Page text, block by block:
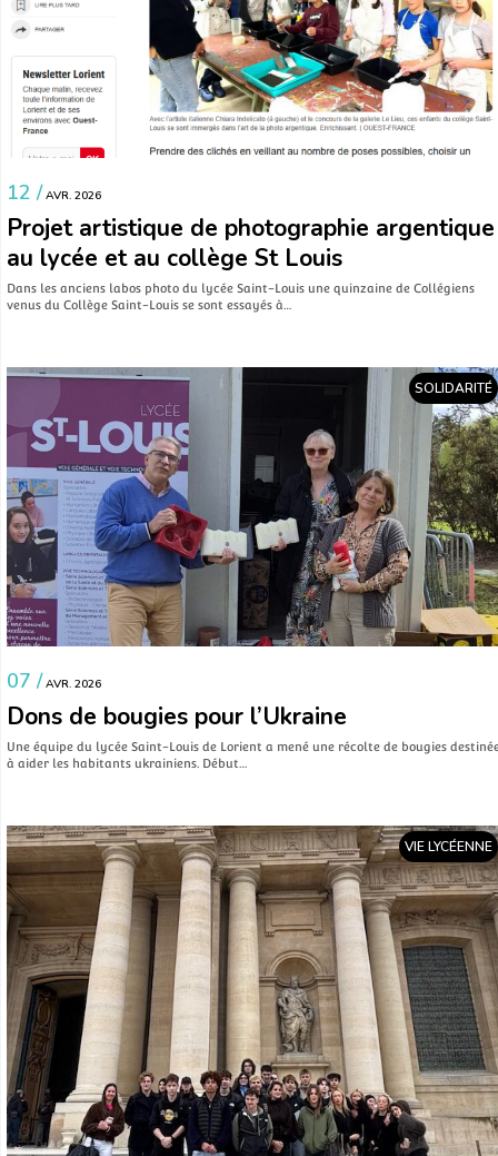
12 / AVR. 2026
Projet artistique de photographie argentique
au lycée et au collège St Louis
Dans les anciens labos photo du lycée Saint-Louis une quinzaine de Collégiens
venus du Collège Saint-Louis se sont essayés à…
SOLIDARITÉ
07 / AVR. 2026
Dons de bougies pour l’Ukraine
Une équipe du lycée Saint-Louis de Lorient a mené une récolte de bougies
à aider les habitants ukrainiens. Début…
VIE LYCÉENNE